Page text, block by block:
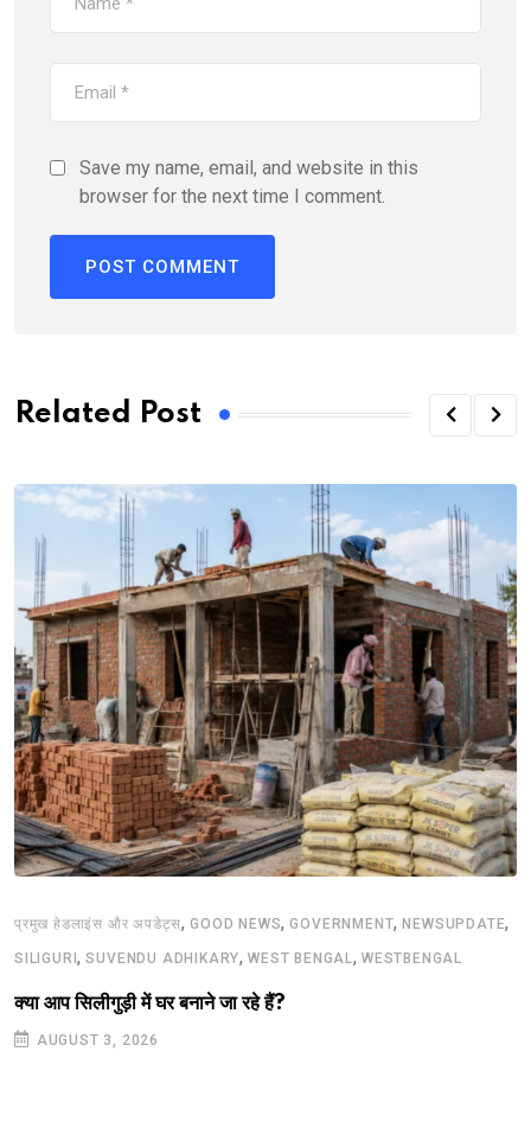
Save my name, email, and website in this
browser for the next time I comment.
Related Post
प्रमुख हेडलाइंस और अपडेट्स,GOOD NEWS,GOVERNMENT,NEWSUPDATE,
SILIGURI,SUVENDU ADHIKARY,WEST BENGAL,WESTBENGAL
क्या आप सिलीगुड़ी में घर बनाने जा रहे हैं?
AUGUST 3, 2026